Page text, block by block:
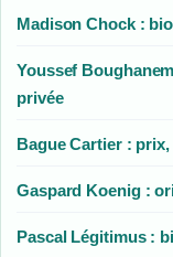
Madison Chock :
Youssef
privée
Bague Cartier :
Gaspard Koenig :
Pascal Légitimus :